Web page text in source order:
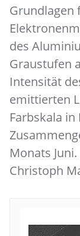
Grundlagen
des
Graustufen
Intensität
emittierten
Farbskala
Monats
Christoph